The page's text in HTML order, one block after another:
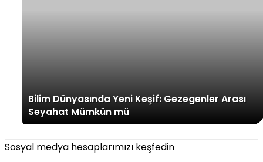
Bilim Dünyasında Yeni Keşif: Gezegenler Arası
Seyahat Mümkün mü
Sosyal medya hesaplarımızı keşfedin